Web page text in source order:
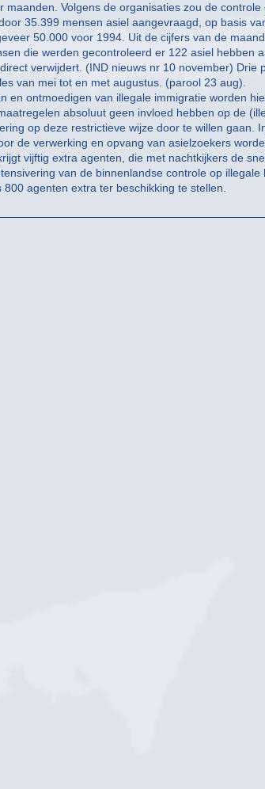
maanden. Volgens de organisaties zou de
35.399 mensen asiel aangevraagd, op basis
50.000 voor 1994. Uit de cijfers van de
die werden gecontroleerd er 122 asiel hebben
verwijdert. (IND nieuws nr 10 november)
van mei tot en met augustus. (parool 23 aug).
en ontmoedigen van illegale immigratie worden
absoluut geen invloed hebben op de
op deze restrictieve wijze door te willen gaan.
de verwerking en opvang van asielzoekers
vijftig extra agenten, die met nachtkijkers de
van de binnenlandse controle op
agenten extra ter beschikking te stellen.